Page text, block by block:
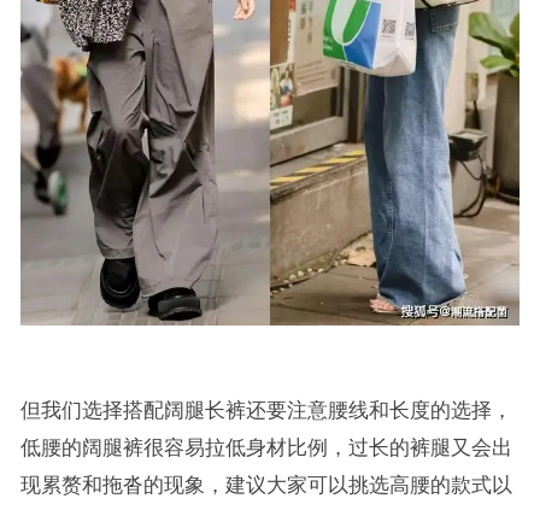
但我们选择搭配阔腿长裤还要注意腰线和长度的选择，
低腰的阔腿裤很容易拉低身材比例，过长的裤腿又会出
现累赘和拖沓的现象，建议大家可以挑选高腰的款式以